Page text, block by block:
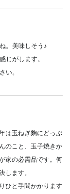
。美味しそう♪
じがします。
い。
は玉ねぎ麴にどっぷ
のこと、玉子焼きか
家の必需品です。何
します。
ひと手間かかります